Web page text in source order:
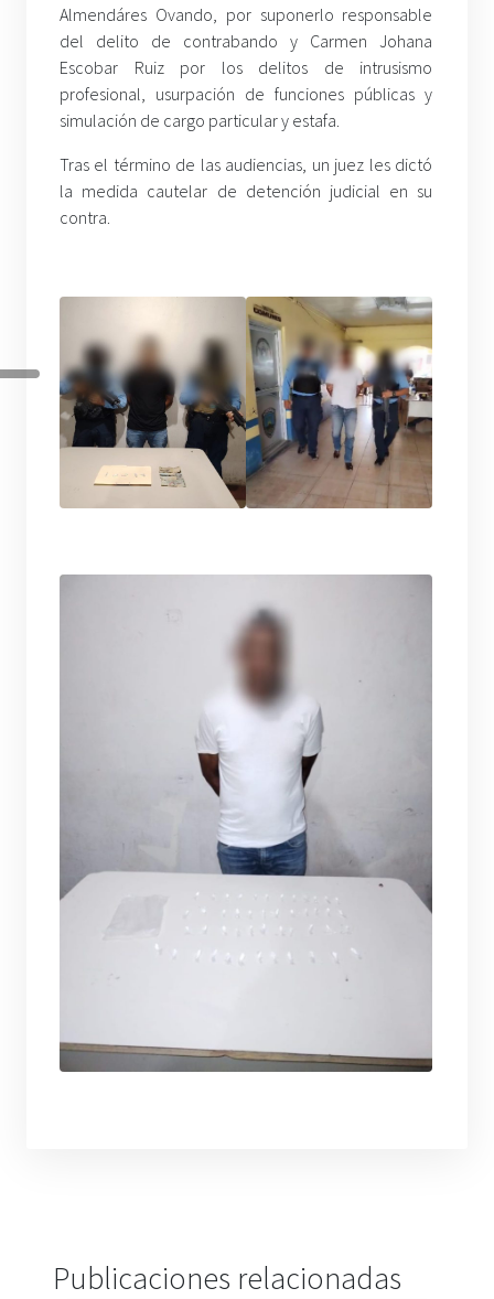
Almendáres Ovando, por suponerlo responsable
del delito de contrabando y Carmen Johana
Escobar Ruiz por los delitos de intrusismo
profesional, usurpación de funciones públicas y
simulación de cargo particular y estafa.
Tras el término de las audiencias, un juez les dictó
la medida cautelar de detención judicial en su
contra.
Publicaciones relacionadas